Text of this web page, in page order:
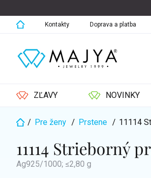
na
obsah
Kontakty Doprava a platba
ZĽAVY NOVINKY
Domov
/ Pre ženy / Prstene / 11114
11114 Strieborný
Ag925/1000; ≤2,80 g